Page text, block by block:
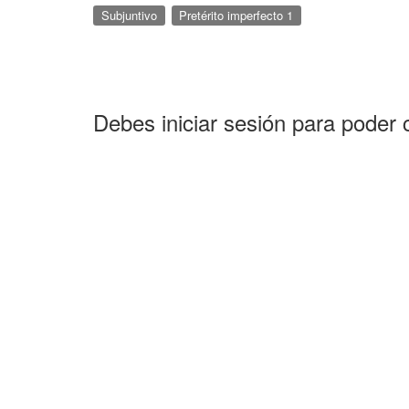
Subjuntivo Pretérito imperfecto 1
Debes iniciar sesión para poder